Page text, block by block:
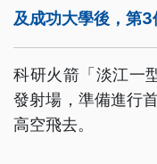
及成功大學後，第3
科研火箭「淡江一
發射場，準備進行
高空飛去。